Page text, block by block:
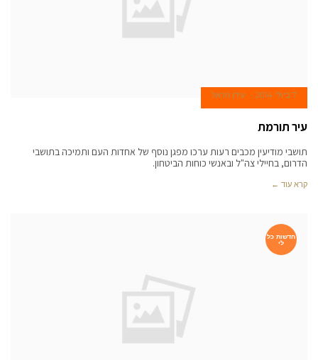
7 ביולי 2014 עידן הראל
עיר תורמת
תושבי מודיעין מכבים רעות ערכו מפגן נוסף של אחדות העם ותמיכה בתושבי
הדרום, בחיילי צה"ל ובאנשי כוחות הביטחון.
קרא עוד ←
חדשות כל
לי